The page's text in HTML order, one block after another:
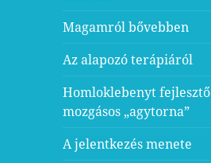
Magamról bővebben
Az alapozó terápiáról
Homloklebenyt fejlesztő
mozgásos „agytorna”
A jelentkezés menete